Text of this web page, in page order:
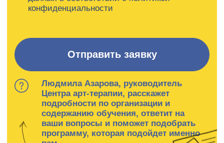
Навигация
Контакты
Программы
О нас
Педагоги
Публикации
Книги
г. Москва, Большой Афанасьевский пер.
д.15 стр.1